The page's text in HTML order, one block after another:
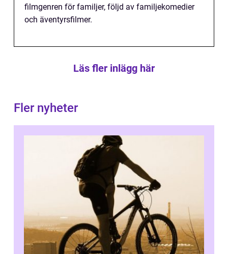
filmgenren för familjer, följd av familjekomedier
och äventyrsfilmer.
Läs fler inlägg här
Fler nyheter